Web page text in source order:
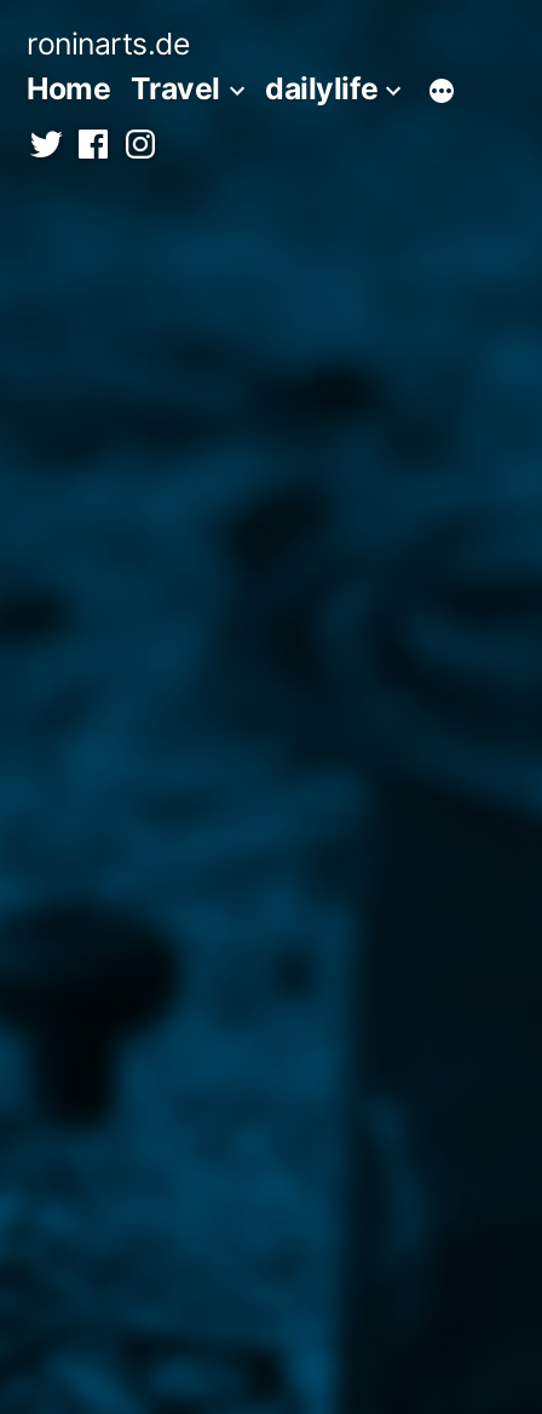
Inhalt
roninarts.de
Home Travel dailylife
TwitterFacebookInstagramm